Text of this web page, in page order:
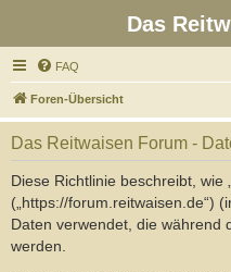
Das
FAQ
Foren-Übersicht
Das Reitwaisen Forum -
Diese Richtlinie beschreibt, wie
(„https://forum.reitwaisen.de“)
Daten verwendet, die während
werden.